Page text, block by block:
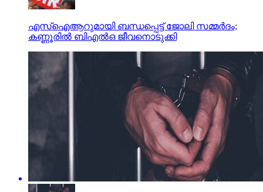
എസ്ഐആറുമായി ബന്ധപ്പെട്ട് ജോലി സമ്മര്‍ദം;
കണ്ണൂരില്‍ ബിഎല്‍ഒ ജീവനൊടുക്കി